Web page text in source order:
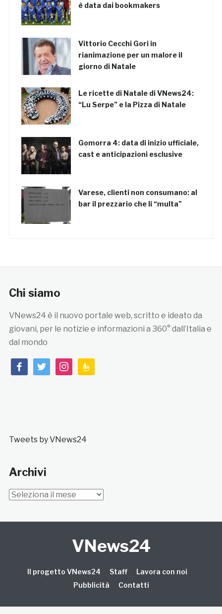
è data dai bookmakers
Vittorio Cecchi Gori in
rianimazione per un malore il
giorno di Natale
Le ricette di Natale di VNews24:
“Lu Serpe” e la Pizza di Natale
Gomorra 4: data di inizio ufficiale,
cast e anticipazioni esclusive
Varese, clienti non consumano: al
bar il prezzario che li “multa”
Chi siamo
VNews24 è il nuovo portale web, scritto e ideato da
giovani, per le notizie e informazioni a 360° dall’Italia e
dal mondo
facebooktwitterinstagramfeedburner
Tweets by VNews24
Archivi
Archivi
VNews24
Il progetto VNews24 Staff
Lavora con noi
Pubblicità
Contatti